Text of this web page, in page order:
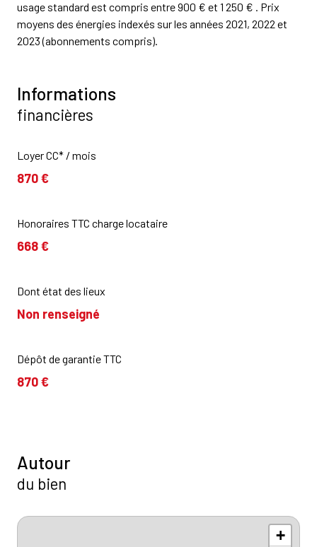
usage standard est compris entre 900 € et 1 250 € . Prix
moyens des énergies indexés sur les années 2021, 2022 et
2023 (abonnements compris).
Informations
financières
Loyer CC* / mois
870 €
Honoraires TTC charge locataire
668 €
Dont état des lieux
Non renseigné
Dépôt de garantie TTC
870 €
Autour
du bien
+